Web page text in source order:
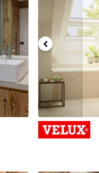
Zurück
Weiter
3
von
7